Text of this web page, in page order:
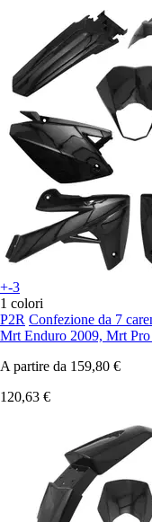
+-3
1 colori
P2R Confezione da 7
Mrt Enduro 2009, Mrt
A partire da 159,80 €
120,63 €